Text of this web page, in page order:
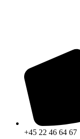
+45 22 46 64 67